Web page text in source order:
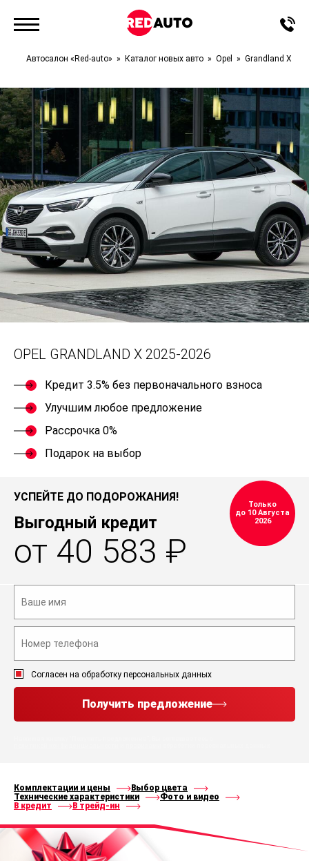
Автосалон «Red-auto» Каталог новых авто Opel Grandland X
OPEL GRANDLAND X 2025-2026
Кредит 3.5% без первоначального взноса
Улучшим любое предложение
Рассрочка 0%
Подарок на выбор
УСПЕЙТЕ ДО ПОДОРОЖАНИЯ!
Выгодный кредит
от 40 583 ₽
Только
до 10 Августа
2026
Согласен на обработку персональных данных
Получить предложение
Комплектации и цены
Выбор цвета
Технические характеристики
Фото и видео
В кредит
В трейд-ин